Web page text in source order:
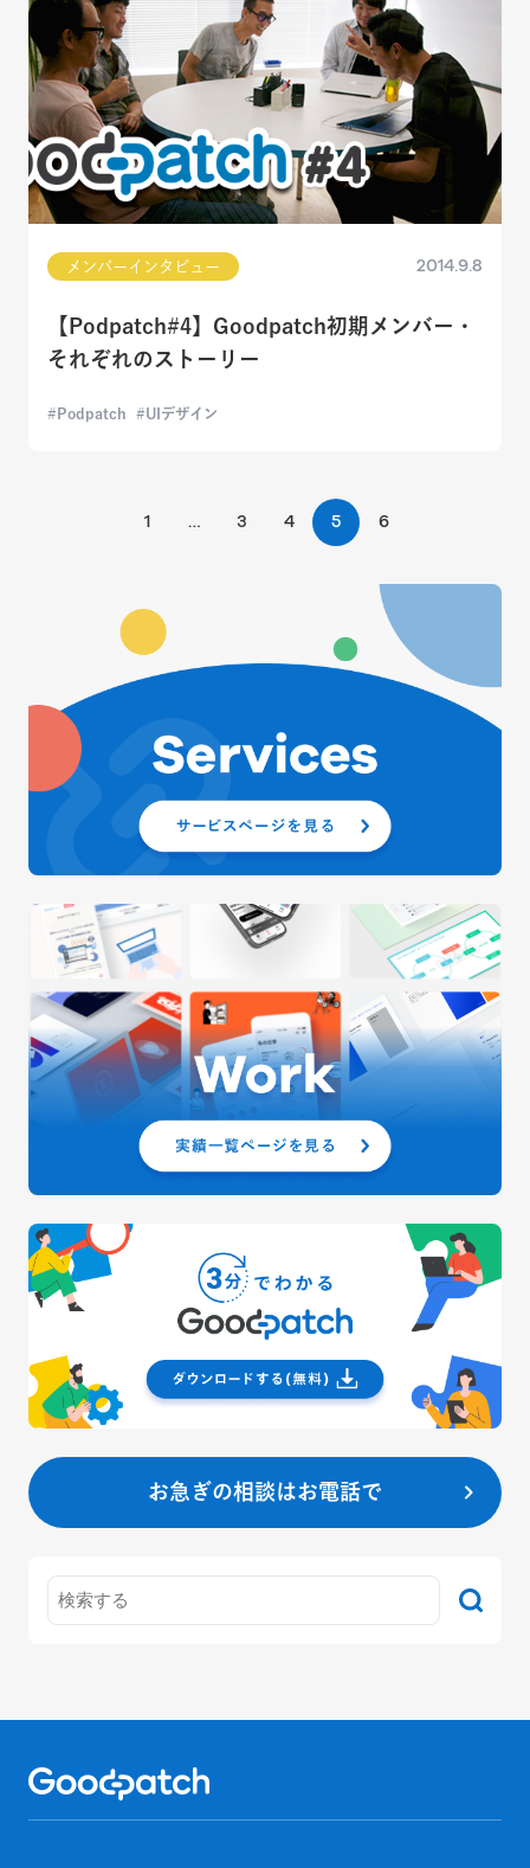
メンバーインタビュー 2014.9.8
【Podpatch#4】Goodpatch初期メンバー・
それぞれのストーリー
Podpatch UIデザイン
1 … 3 4 5 6
お急ぎの相談はお電話で